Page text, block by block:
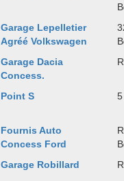
Garage Lepelletier
Agréé Volkswagen
Garage Dacia
Concess.
Point S
Fournis Auto
Concess Ford
Garage Robillard